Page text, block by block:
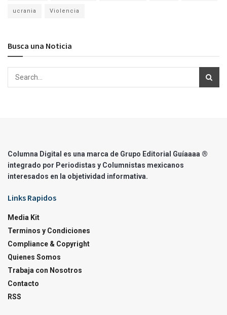
ucrania Violencia
Busca una Noticia
Columna Digital es una marca de Grupo Editorial Guíaaaa ®
integrado por Periodistas y Columnistas mexicanos
interesados en la objetividad informativa.
Links Rapidos
Media Kit
Terminos y Condiciones
Compliance & Copyright
Quienes Somos
Trabaja con Nosotros
Contacto
RSS